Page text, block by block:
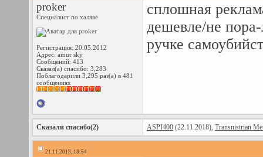
proker
Специалист по халяве
Регистрация: 20.05.2012
Адрес: amur sky
Сообщений: 413
Сказал(а) спасибо: 3,283
Поблагодарили 3,295 раз(а) в 481
сообщениях
сплошная
дешевле/не
ручке
Сказали спасибо(2) ASPI400 (22.11.2018), Transnistrian
21.11.2018, 18:54